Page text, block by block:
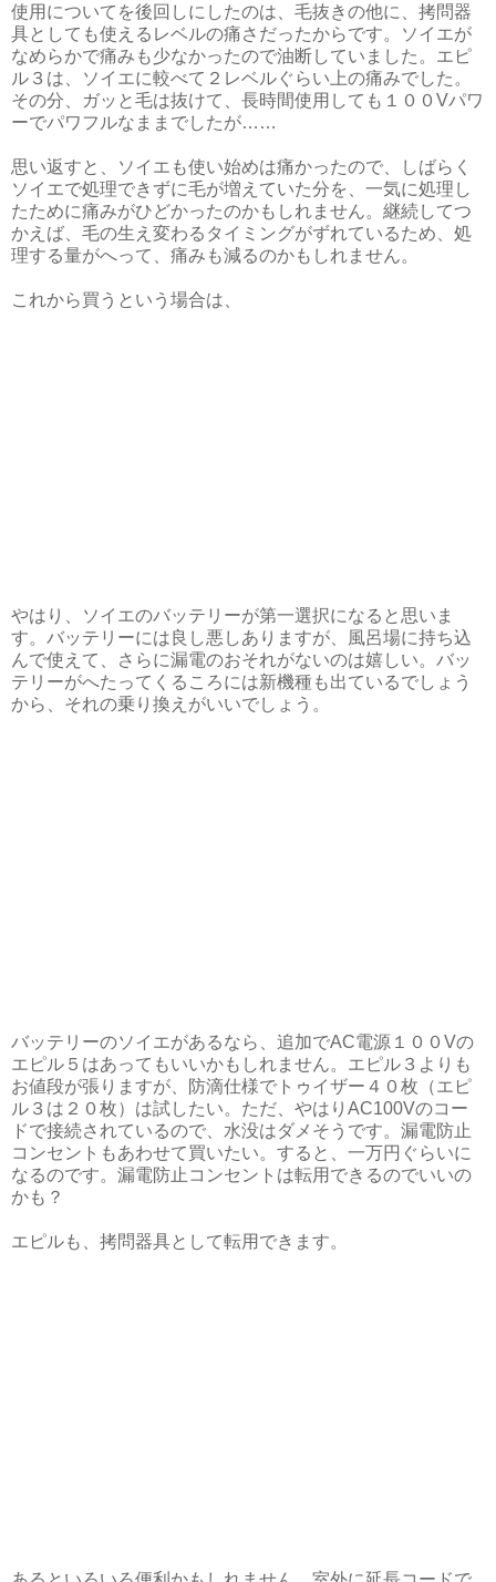
使用についてを後回しにしたのは、毛抜きの他に、拷問器
具としても使えるレベルの痛さだったからです。ソイエが
なめらかで痛みも少なかったので油断していました。エピ
ル３は、ソイエに較べて２レベルぐらい上の痛みでした。
その分、ガッと毛は抜けて、長時間使用しても１００Vパワ
ーでパワフルなままでしたが……
思い返すと、ソイエも使い始めは痛かったので、しばらく
ソイエで処理できずに毛が増えていた分を、一気に処理し
たために痛みがひどかったのかもしれません。継続してつ
かえば、毛の生え変わるタイミングがずれているため、処
理する量がへって、痛みも減るのかもしれません。
これから買うという場合は、
やはり、ソイエのバッテリーが第一選択になると思いま
す。バッテリーには良し悪しありますが、風呂場に持ち込
んで使えて、さらに漏電のおそれがないのは嬉しい。バッ
テリーがへたってくるころには新機種も出ているでしょう
から、それの乗り換えがいいでしょう。
バッテリーのソイエがあるなら、追加でAC電源１００Vの
エピル５はあってもいいかもしれません。エピル３よりも
お値段が張りますが、防滴仕様でトゥイザー４０枚（エピ
ル３は２０枚）は試したい。ただ、やはりAC100Vのコー
ドで接続されているので、水没はダメそうです。漏電防止
コンセントもあわせて買いたい。すると、一万円ぐらいに
なるのです。漏電防止コンセントは転用できるのでいいの
かも？
エピルも、拷問器具として転用できます。